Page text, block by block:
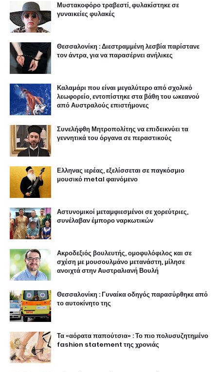
Μυστακοφόρο τραβεστί, φυλακίστηκε σε
γυναικείες φυλακές
Θεσσαλονίκη : Διεστραμμένη λεσβία παρίστανε
τον άντρα, για να παρασέρνει ανήλικες
Καλαμάρι που είναι μεγαλύτερο από σχολικό
λεωφορείο, εντοπίστηκε στα βάθη του ωκεανού
από Αυστραλούς επιστήμονες
Συνελήφθη Μητροπολίτης να επιδεικνύει τα
γεννητικά του όργανα σε περαστικούς
Ελληνας ιερέας, εξελίσσεται σε παγκόσμιο
μουσικό metal φαινόμενο
Αστυνομικοί μεταμφιεσμένοι σε χορεύτριες,
συνέλαβαν έμπορο ναρκωτικών
Ακροδεξιός βουλευτής, ομοφυλόφιλος και σε
σχέση με μουσουλμάνο μετανάστη, μίλησε
ανοιχτά στην Αυστραλιανή Βουλή
Θεσσαλονίκη : Γυναίκα οδηγός παρασύρθηκε από
το αυτοκίνητο της
Τα «αόρατα παπούτσια» : Το πιο πολυσυζητημένο
fashion statement της χρονιάς